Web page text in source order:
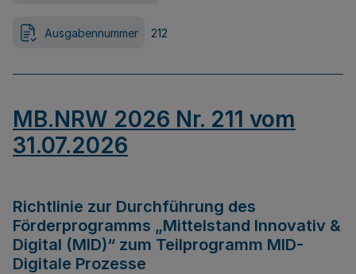
Ausgabennummer 212
MB.NRW 2026 Nr. 211 vom
31.07.2026
Richtlinie zur Durchführung des
Förderprogramms „Mittelstand Innovativ &
Digital (MID)“ zum Teilprogramm MID-
Digitale Prozesse